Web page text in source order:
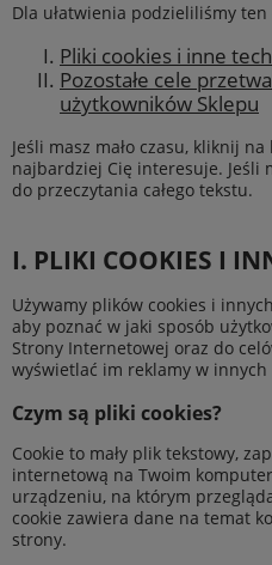
Dla ułatwienia podzieliliśmy
Pliki cookies i inne
Pozostałe cele
użytkowników Sklepu
Jeśli masz mało czasu, kliknij
najbardziej Cię interesuje. Jeśli
do przeczytania całego tekstu.
I. PLIKI COOKIES I
Używamy plików cookies i
aby poznać w jaki sposób
Strony Internetowej oraz do
wyświetlać im reklamy w
Czym są pliki cookies?
Cookie to mały plik tekstowy,
internetową na Twoim
urządzeniu, na którym
cookie zawiera dane na temat
strony.